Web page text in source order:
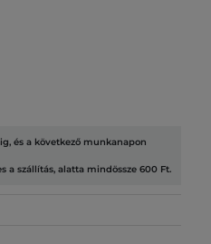
és a következő munkanapon
a szállítás, alatta mindössze 600 Ft.